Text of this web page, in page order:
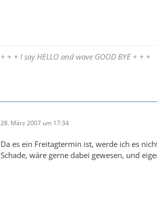
+ + + I say HELLO and wave GOOD BYE + + +
28. März 2007 um 17:34
Da es ein Freitagtermin ist, werde ich es
Schade, wäre gerne dabei gewesen, und